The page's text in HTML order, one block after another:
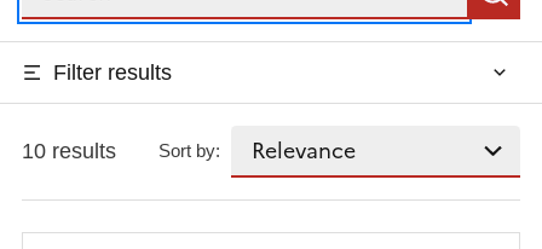
Filter results
10 results Sort by: